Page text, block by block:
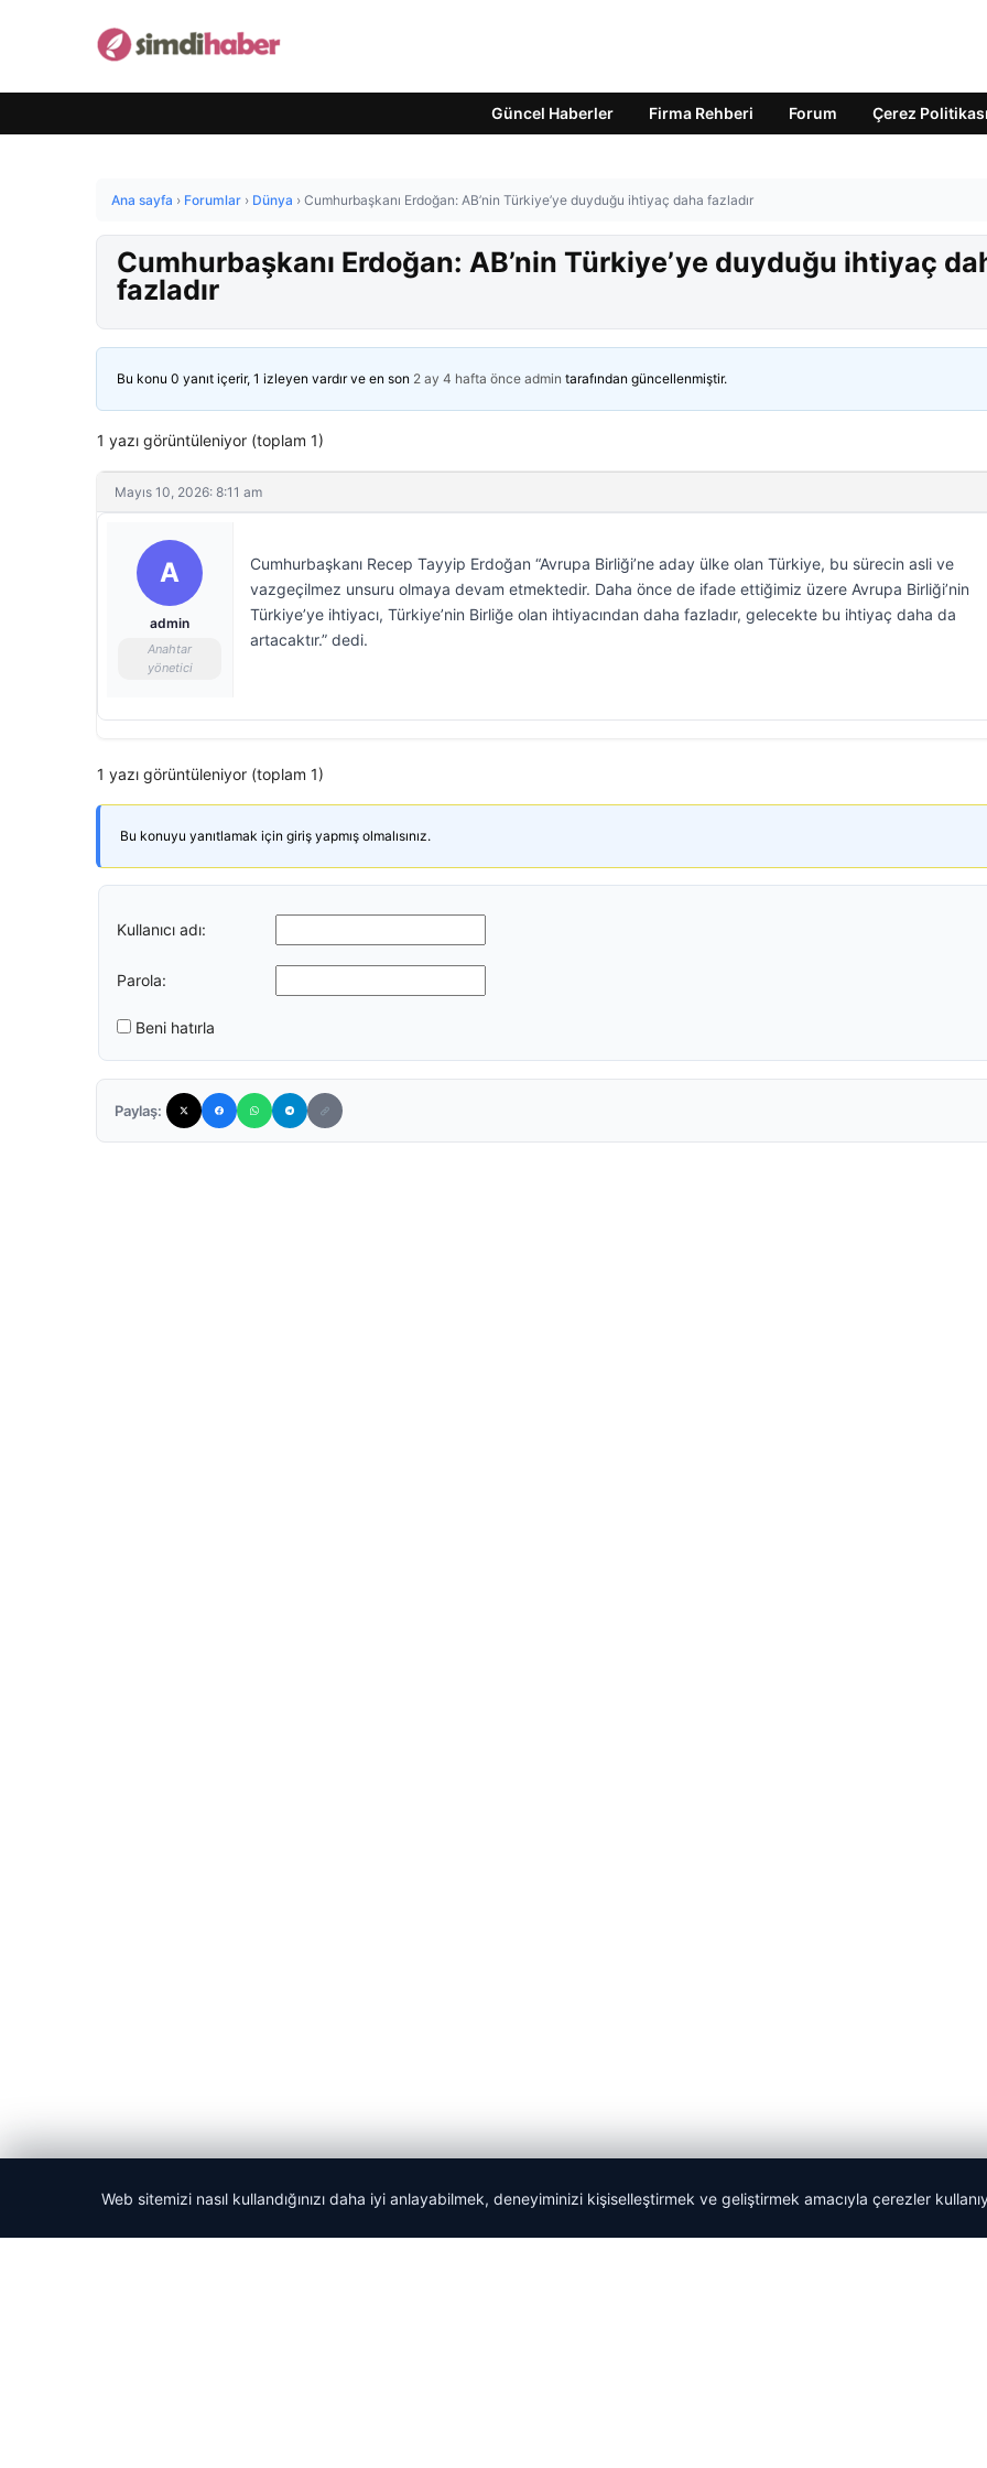
Güncel Haberler Firma Rehberi Forum Çerez Politikası
Ana sayfa › Forumlar › Dünya › Cumhurbaşkanı Erdoğan: AB’nin Türkiye’ye duyduğu ihtiyaç daha fazladır
Cumhurbaşkanı Erdoğan: AB’nin Türkiye’ye duyduğu ihtiyaç
fazladır
Bu konu 0 yanıt içerir, 1 izleyen vardır ve en son 2 ay 4 hafta önce admin tarafından güncellenmiştir.
1 yazı görüntüleniyor (toplam 1)
Mayıs 10, 2026: 8:11 am
A
admin
Anahtar
yönetici
Cumhurbaşkanı Recep Tayyip Erdoğan “Avrupa Birliği’ne aday ülke olan Türkiye, bu sürecin asli ve
vazgeçilmez unsuru olmaya devam etmektedir. Daha önce de ifade ettiğimiz üzere Avrupa Birliği’nin
Türkiye’ye ihtiyacı, Türkiye’nin Birliğe olan ihtiyacından daha fazladır, gelecekte bu ihtiyaç daha da
artacaktır.” dedi.
1 yazı görüntüleniyor (toplam 1)
Bu konuyu yanıtlamak için giriş yapmış olmalısınız.
Kullanıcı adı:
Parola:
Beni hatırla
Paylaş:
Web sitemizi nasıl kullandığınızı daha iyi anlayabilmek, deneyiminizi kişiselleştirmek ve geliştirmek amacıyla çerezler